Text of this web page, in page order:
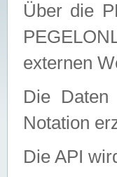
Über die
externen
Die
Notation
Die API